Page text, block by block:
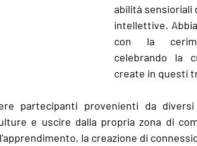
abilità sensioriali
intellettive.
con la
celebrando la
create in questi
partecipanti provenienti da
e uscire dalla propria zona di
la creazione di